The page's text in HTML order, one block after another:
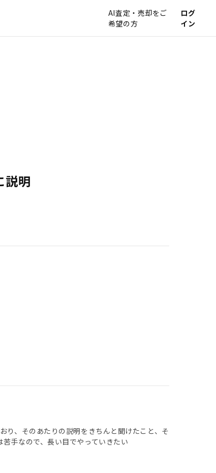
AI査定・売却をご
希望の方
ログ
イン
説明
り、そのあたりの説明をきちんと聞けたこと、そ
手なので、長い目でやっていきたい